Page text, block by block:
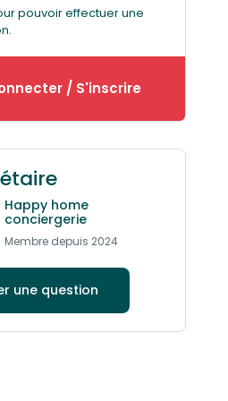
pouvoir effectuer une
/ S'inscrire
Happy home
conciergerie
Membre depuis 2024
une question